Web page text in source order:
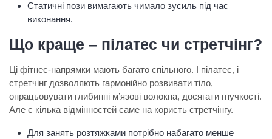
Статичні пози вимагають чимало зусиль під час
виконання.
Що краще – пілатес чи стретчінг?
Ці фітнес-напрямки мають багато спільного. І пілатес, і
стретчінг дозволяють гармонійно розвивати тіло,
опрацьовувати глибинні м’язові волокна, досягати гнучкості.
Але є кілька відмінностей саме на користь стретчінгу.
Для занять розтяжками потрібно набагато менше